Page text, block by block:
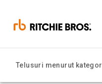
Telusuri menurut